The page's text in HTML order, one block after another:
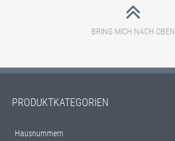
BRING MICH NACH OBEN
PRODUKTKATEGORIEN
Hausnummern